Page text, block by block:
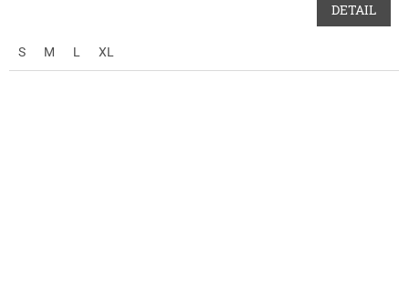
DETAIL
S M L XL